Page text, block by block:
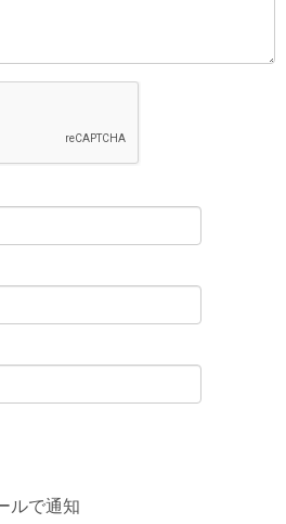
ルで通知